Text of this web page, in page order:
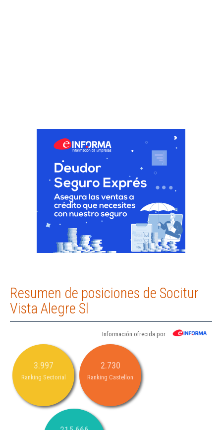
Resumen de posiciones de Socitur
Vista Alegre Sl
Información ofrecida por
3.997
Ranking Sectorial
2.730
Ranking Castellon